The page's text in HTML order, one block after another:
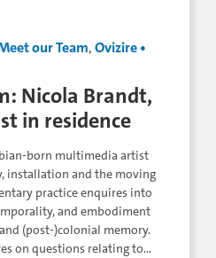
our Team,Ovizire •
Nicola Brandt,
in residence
born multimedia artist
installation and the moving
practice enquires into
and embodiment
(post-)colonial memory.
on questions relating to…